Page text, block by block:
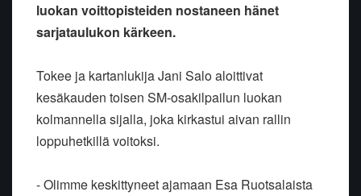
luokan voittopisteiden nostaneen hänet
sarjataulukon kärkeen.
Tokee ja kartanlukija Jani Salo aloittivat
kesäkauden toisen SM-osakilpailun luokan
kolmannella sijalla, joka kirkastui aivan rallin
loppuhetkillä voitoksi.
- Olimme keskittyneet ajamaan Esa Ruotsalaista